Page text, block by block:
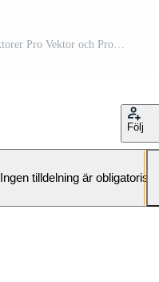
Följ
Ingen tilldelning är obligatorisk